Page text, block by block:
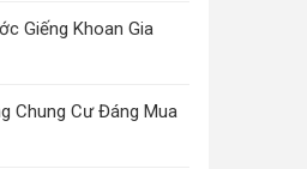
Giếng Khoan Gia
Chung Cư Đáng Mua